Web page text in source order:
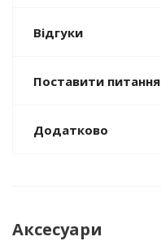
Відгуки
Поставити питання
Додатково
Аксесуари